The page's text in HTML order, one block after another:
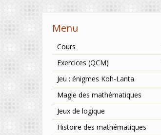
Menu
Cours
Exercices (QCM)
Jeu : énigmes Koh-Lanta
Magie des mathématiques
Jeux de logique
Histoire des mathématiques